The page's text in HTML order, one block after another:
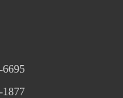
6695
1877